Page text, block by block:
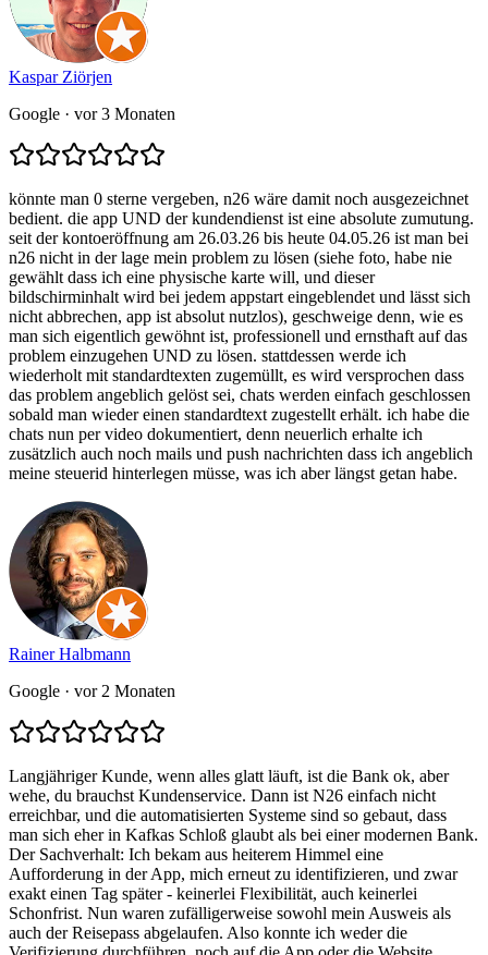
Kaspar Ziörjen
Google · vor 3 Monaten
könnte man 0 sterne vergeben, n26 wäre damit noch ausgezeichnet
bedient. die app UND der kundendienst ist eine absolute zumutung.
seit der kontoeröffnung am 26.03.26 bis heute 04.05.26 ist man bei
n26 nicht in der lage mein problem zu lösen (siehe foto, habe nie
gewählt dass ich eine physische karte will, und dieser
bildschirminhalt wird bei jedem appstart eingeblendet und lässt sich
nicht abbrechen, app ist absolut nutzlos), geschweige denn, wie es
man sich eigentlich gewöhnt ist, professionell und ernsthaft auf das
problem einzugehen UND zu lösen. stattdessen werde ich
wiederholt mit standardtexten zugemüllt, es wird versprochen dass
das problem angeblich gelöst sei, chats werden einfach geschlossen
sobald man wieder einen standardtext zugestellt erhält. ich habe die
chats nun per video dokumentiert, denn neuerlich erhalte ich
zusätzlich auch noch mails und push nachrichten dass ich angeblich
meine steuerid hinterlegen müsse, was ich aber längst getan habe.
Rainer Halbmann
Google · vor 2 Monaten
Langjähriger Kunde, wenn alles glatt läuft, ist die Bank ok, aber
wehe, du brauchst Kundenservice. Dann ist N26 einfach nicht
erreichbar, und die automatisierten Systeme sind so gebaut, dass
man sich eher in Kafkas Schloß glaubt als bei einer modernen Bank.
Der Sachverhalt: Ich bekam aus heiterem Himmel eine
Aufforderung in der App, mich erneut zu identifizieren, und zwar
exakt einen Tag später - keinerlei Flexibilität, auch keinerlei
Schonfrist. Nun waren zufälligerweise sowohl mein Ausweis als
auch der Reisepass abgelaufen. Also konnte ich weder die